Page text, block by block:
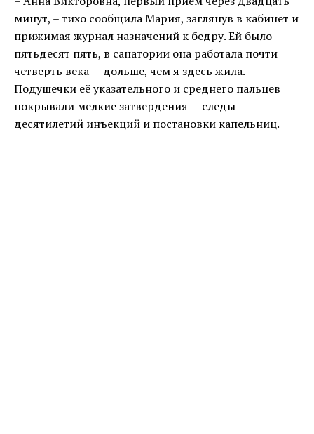
минут, – тихо сообщила Мария, заглянув в кабинет и
прижимая журнал назначений к бедру. Ей было
пятьдесят пять, в санатории она работала почти
четверть века — дольше, чем я здесь жила.
Подушечки её указательного и среднего пальцев
покрывали мелкие затвердения — следы
десятилетий инъекций и постановки капельниц.